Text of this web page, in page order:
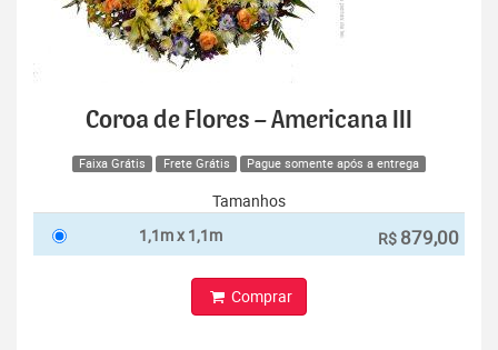
Coroa de Flores – Americana III
Faixa Grátis Frete Grátis Pague somente após a entrega
Tamanhos
1,1m x 1,1m
R$ 879,00
Comprar